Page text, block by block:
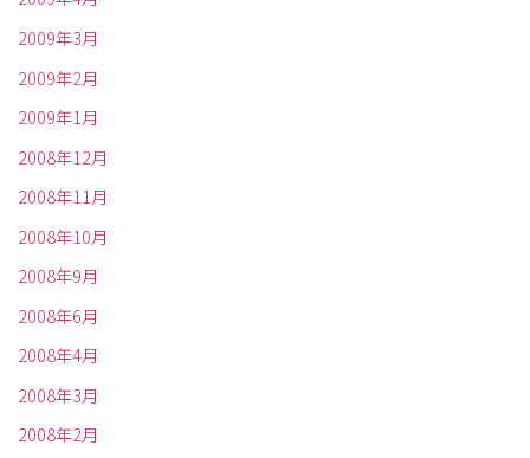
2009年3月
2009年2月
2009年1月
2008年12月
2008年11月
2008年10月
2008年9月
2008年6月
2008年4月
2008年3月
2008年2月